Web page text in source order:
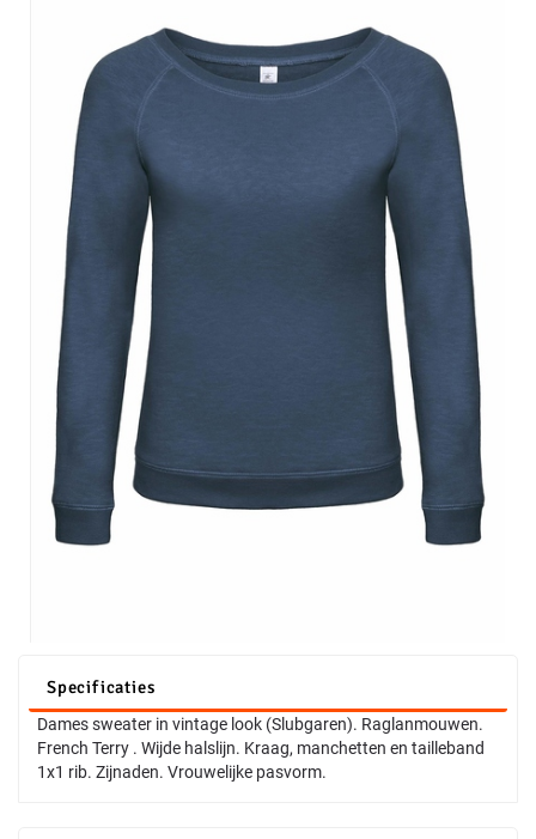
Specificaties
Dames sweater in vintage look (Slubgaren). Raglanmouwen.
French Terry . Wijde halslijn. Kraag, manchetten en tailleband
1x1 rib. Zijnaden. Vrouwelijke pasvorm.